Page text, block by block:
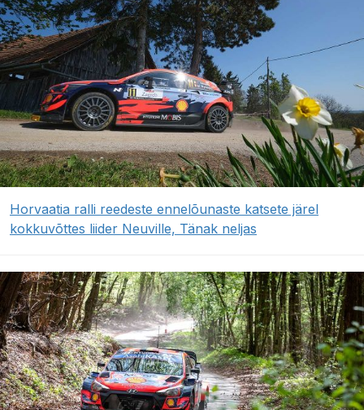
Horvaatia ralli reedeste ennelõunaste katsete järel
kokkuvõttes liider Neuville, Tänak neljas